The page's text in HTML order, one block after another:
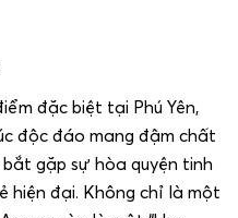
đặc biệt tại Phú Yên,
độc đáo mang đậm chất
gặp sự hòa quyện tinh
hiện đại. Không chỉ là một